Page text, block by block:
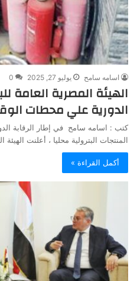
اسامه سامح يوليو 27, 2025 0
الهيئة المصرية العامة
الدورية علي محطات
كتب : اسامه سامح في إطار الرقابة
المنتجات البترولية محليا ، أعلنت
أكمل القراءة »